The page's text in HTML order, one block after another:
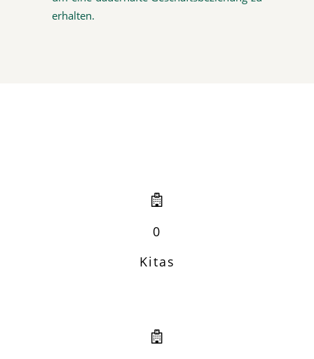
erhalten.
0
Kitas